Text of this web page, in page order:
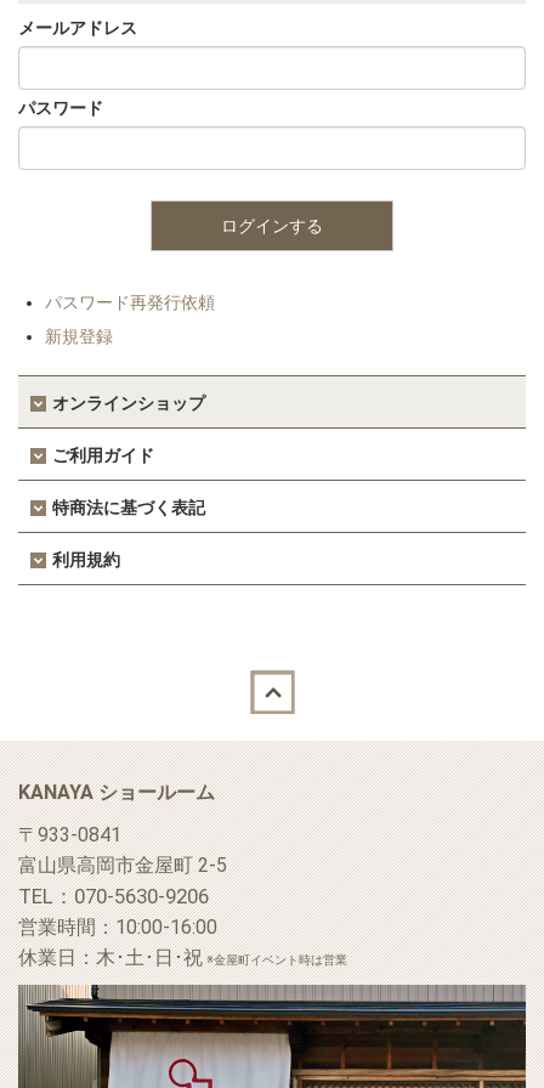
メールアドレス
パスワード
パスワード再発行依頼
新規登録
オンラインショップ
ご利用ガイド
特商法に基づく表記
利用規約
KANAYA ショールーム
〒933-0841
富山県高岡市金屋町 2-5
TEL：070-5630-9206
営業時間：10:00-16:00
休業日：木･土･日･祝 ※金屋町イベント時は営業
Back to top